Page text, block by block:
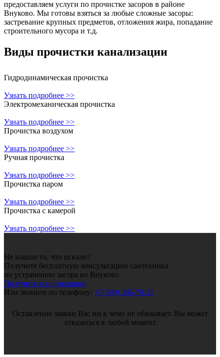
предоставляем услуги по прочистке засоров в районе
Внуково. Мы готовы взяться за любые сложные засоры:
застревание крупных предметов, отложения жира, попадание
строительного мусора и т.д.
Виды прочистки канализации
Гидродинамическая прочистка
Узнать подробнее >>
Электромеханическая прочистка
Узнать подробнее >>
Прочистка воздухом
Узнать подробнее >>
Ручная прочистка
Узнать подробнее >>
Прочистка паром
Узнать подробнее >>
Прочистка с камерой
Узнать подробнее >>
Не нашли то, что искали?
Получите бесплатную консультацию сантехника
по устранению засора во Внуково
Получить консультацию
Или звоните по телефону: +7(499) 346-70-21
Оставление заявки Вас ни к чему не обязывает. Вы может
отказаться в любой момент